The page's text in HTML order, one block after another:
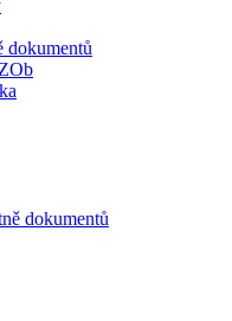
dokumentů
dokumentů